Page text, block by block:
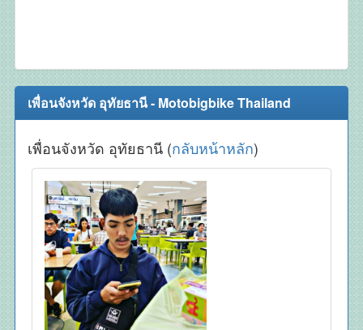
เพื่อนจังหวัด อุทัยธานี - Motobigbike Thailand
เพื่อนจังหวัด อุทัยธานี (กลับหน้าหลัก)